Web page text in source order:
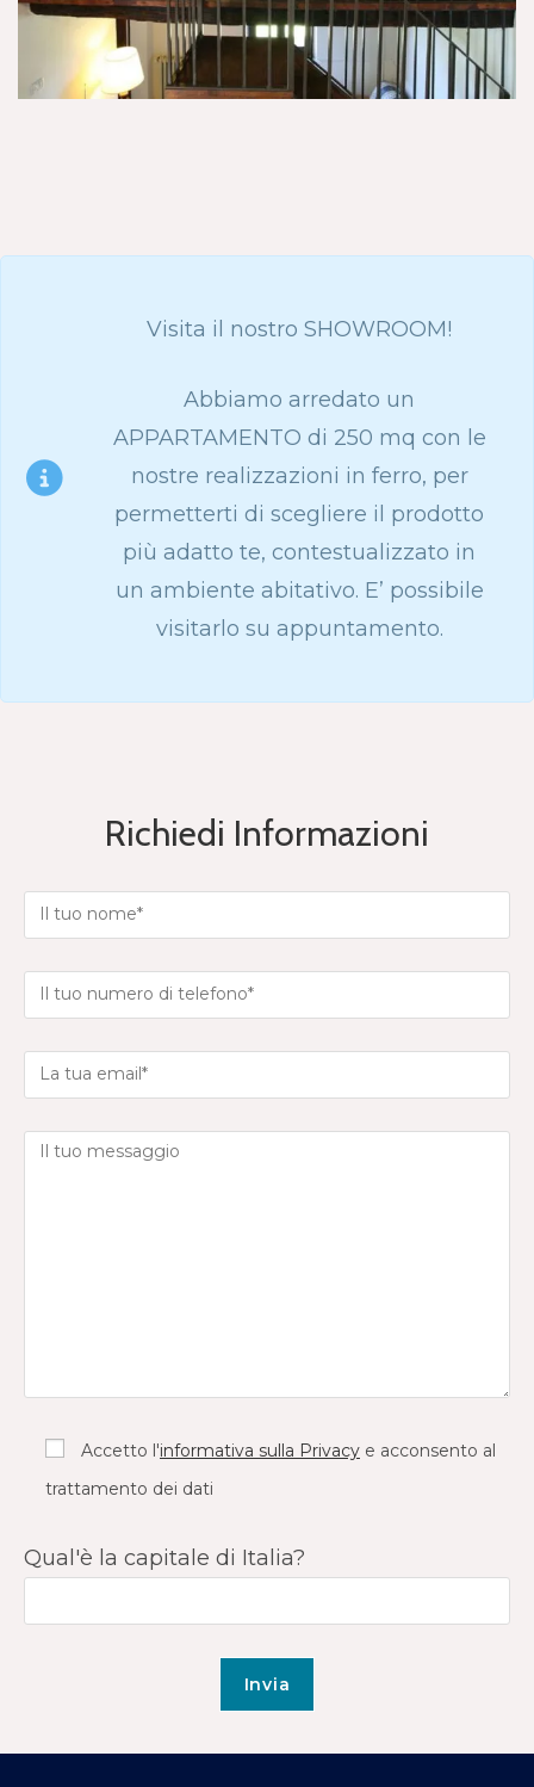
Visita il nostro SHOWROOM!
Abbiamo arredato un
APPARTAMENTO di 250 mq con le
nostre realizzazioni in ferro, per
permetterti di scegliere il prodotto
più adatto te, contestualizzato in
un ambiente abitativo. E’ possibile
visitarlo su appuntamento.
Richiedi Informazioni
Accetto l'informativa sulla Privacy e acconsento al
trattamento dei dati
Qual'è la capitale di Italia?